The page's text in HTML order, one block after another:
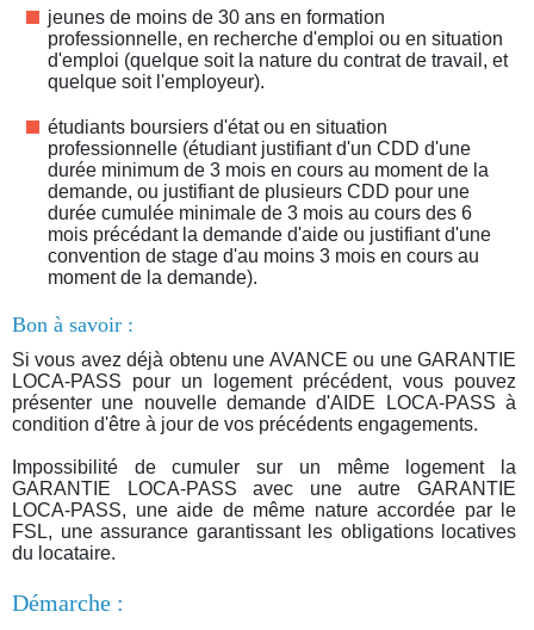
jeunes de moins de 30 ans en formation
professionnelle, en recherche d'emploi ou en situation
d'emploi (quelque soit la nature du contrat de travail, et
quelque soit l'employeur).
étudiants boursiers d'état ou en situation
professionnelle (étudiant justifiant d'un CDD d'une
durée minimum de 3 mois en cours au moment de la
demande, ou justifiant de plusieurs CDD pour une
durée cumulée minimale de 3 mois au cours des 6
mois précédant la demande d'aide ou justifiant d'une
convention de stage d'au moins 3 mois en cours au
moment de la demande).
Bon à savoir :
Si vous avez déjà obtenu une AVANCE ou une GARANTIE
LOCA-PASS pour un logement précédent, vous pouvez
présenter une nouvelle demande d'AIDE LOCA-PASS à
condition d'être à jour de vos précédents engagements.
Impossibilité de cumuler sur un même logement la
GARANTIE LOCA-PASS avec une autre GARANTIE
LOCA-PASS, une aide de même nature accordée par le
FSL, une assurance garantissant les obligations locatives
du locataire.
Démarche :